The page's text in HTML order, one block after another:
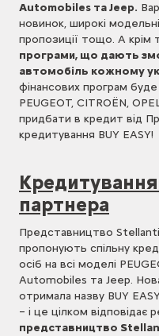
Automobiles та Jeep.
новинок, широкі модельні
пропозиції тощо. А крім
програми, що дають
автомобіль кожному
фінансових програм
PEUGEOT, CITROËN,
придбати в кредит від
кредитування BUY EASY!
партнера
Представництво
пропонують спільну
осіб на всі моделі
Automobiles та Jeep.
отримала назву BUY
– і це цілком відповідає
представництво